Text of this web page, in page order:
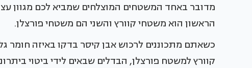
מדובר באחד המשטחים המוצלחים שמביא לכם מגוון
הראשון הוא משטחי קוורץ והשני הם משטחי פורצלן.
כשאתם מתכוננים לרכוש אבן קיסר בדקו באיזה חומר
קוורץ למשטח פורצלן, הבדלים שבאים לידי ביטוי